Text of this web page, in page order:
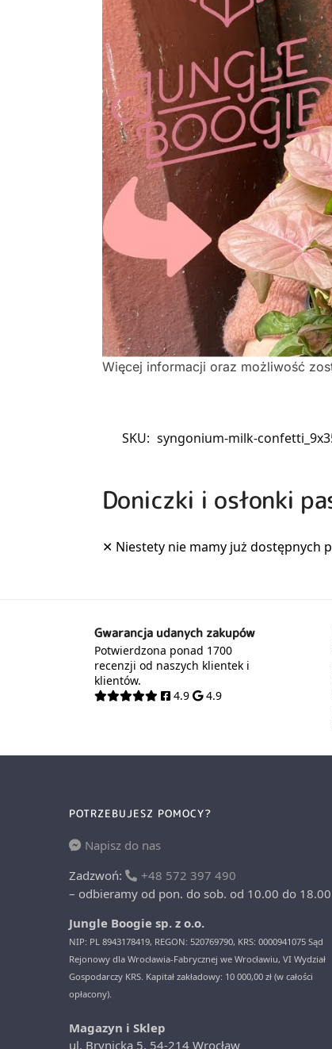
Więcej informacji oraz możliwość
SKU: syngonium-milk-
Doniczki i osłonki
Gwarancja udanych zakupów
Potwierdzona ponad 1700
recenzji od naszych klientek i
klientów.
4.9
4.9
POTRZEBUJESZ POMOCY?
Napisz do nas
Zadzwoń:
+48 572 397 490
– odbieramy od pon. do sob. od 10.00 do 18.00
Jungle Boogie sp. z o.o.
NIP: PL 8943178419, REGON: 520769790, KRS: 0000941075 Sąd
Rejonowy dla Wrocławia-Fabrycznej we Wrocławiu, VI Wydział
Gospodarczy KRS. Kapitał zakładowy: 10 000,00 zł (w całości
opłacony).
Magazyn i Sklep
ul. Brynicka 5, 54-214 Wrocław